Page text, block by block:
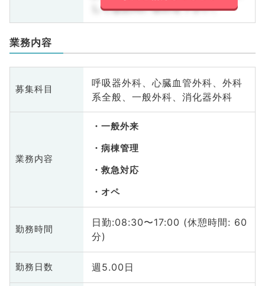
しくはお問い合わせ下さい。
業務内容
募集科目
呼吸器外科、心臓血管外科、外科
系全般、一般外科、消化器外科
業務内容
一般外来
病棟管理
救急対応
オペ
勤務時間
日勤:08:30〜17:00 (休憩時間: 60
分)
勤務日数 週5.00日